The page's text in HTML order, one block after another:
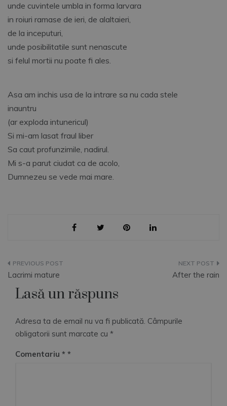
unde cuvintele umbla in forma larvara
in roiuri ramase de ieri, de alaltaieri,
de la inceputuri,
unde posibilitatile sunt nenascute
si felul mortii nu poate fi ales.
Asa am inchis usa de la intrare sa nu cada stele
inauntru
(ar exploda intunericul)
Si mi-am lasat fraul liber
Sa caut profunzimile, nadirul.
Mi s-a parut ciudat ca de acolo,
Dumnezeu se vede mai mare.
Navigare
în
Lacrimi mature After the rain
Lasă un răspuns
Adresa ta de email nu va fi publicată. Câmpurile
obligatorii sunt marcate cu *
Comentariu *